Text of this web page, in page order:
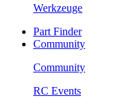
Werkzeuge
Part Finder
Community
Community
RC Events